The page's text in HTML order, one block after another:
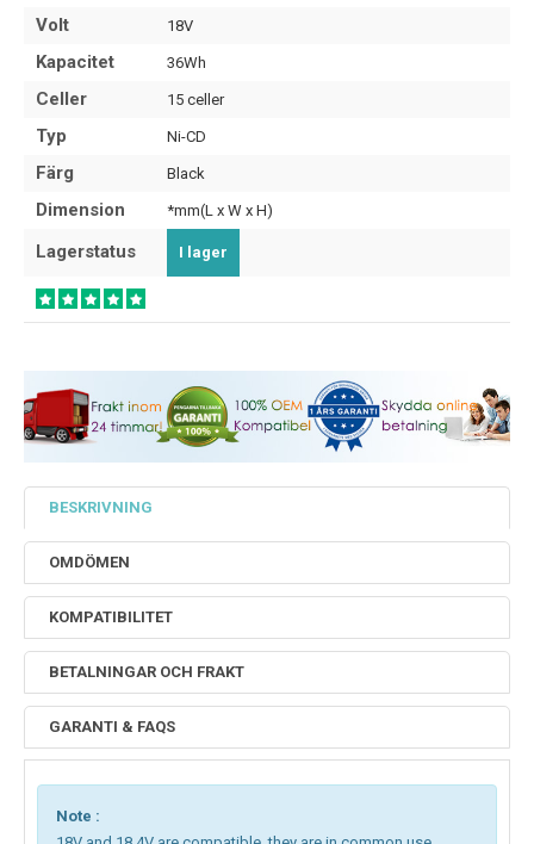
Volt 18V
Kapacitet 36Wh
Celler 15 celler
Typ Ni-CD
Färg Black
Dimension *mm(L x W x H)
Lagerstatus I lager
BESKRIVNING
OMDÖMEN
KOMPATIBILITET
BETALNINGAR OCH FRAKT
GARANTI & FAQS
Note :